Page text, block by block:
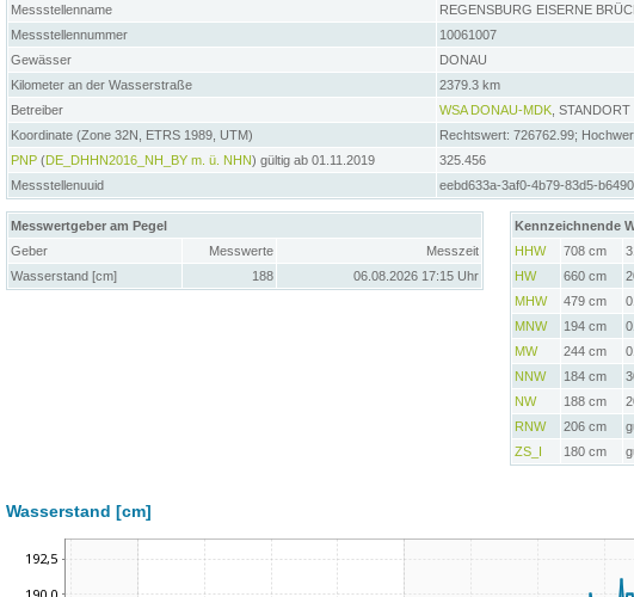
Messstellenname
REGENSBURG EISERNE
Messstellennummer
10061007
Gewässer
DONAU
Kilometer an der Wasserstraße
2379.3 km
Betreiber
WSA DONAU-MDK ,
Koordinate (Zone 32N, ETRS 1989, UTM)
Rechtswert: 726762.99;
PNP (DE_DHHN2016_NH_BY m. ü. NHN) gültig ab 01.11.2019
325.456
Messstellenuuid
eebd633a-3af0-4b79-83d5-
Messwertgeber am Pegel
Geber
Messwerte
Messzeit
Wasserstand [cm]
188 06.08.2026 17:15 Uhr
Kennzeichnende
HHW
708 cm
HW
660 cm
MHW
479 cm
MNW
194 cm
MW
244 cm
NNW
184 cm
NW
188 cm
RNW
206 cm
ZS_I
180 cm
Wasserstand [cm]